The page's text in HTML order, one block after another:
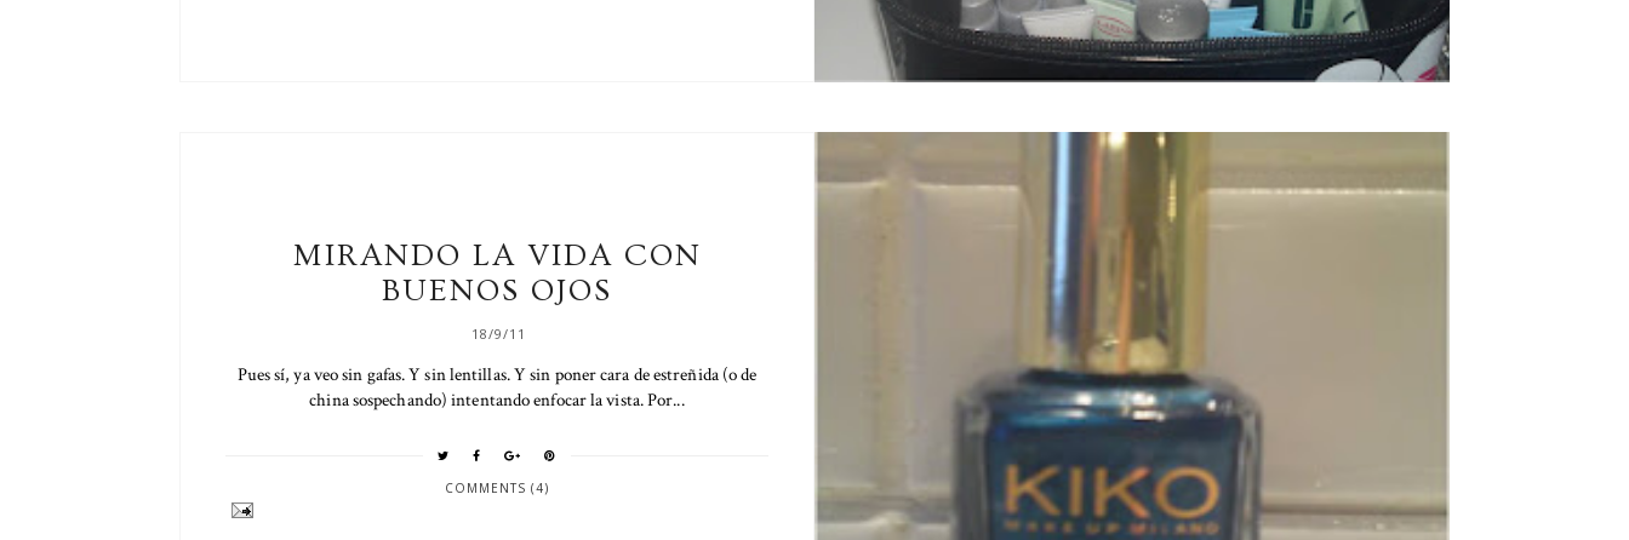
MIRANDO LA VIDA CON
BUENOS OJOS
18/9/11
Pues sí, ya veo sin gafas. Y sin lentillas. Y sin poner cara de estreñida (o de
china sospechando) intentando enfocar la vista. Por...
COMMENTS (4)